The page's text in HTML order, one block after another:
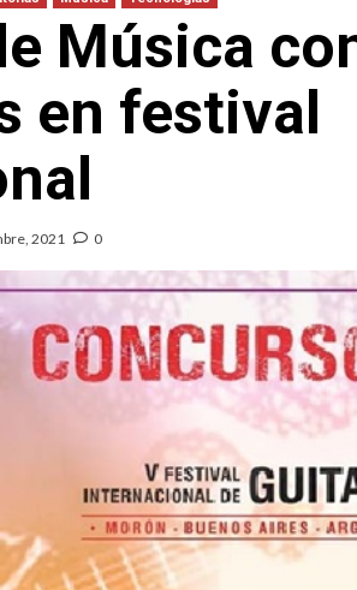
Música
en festival
2021 0